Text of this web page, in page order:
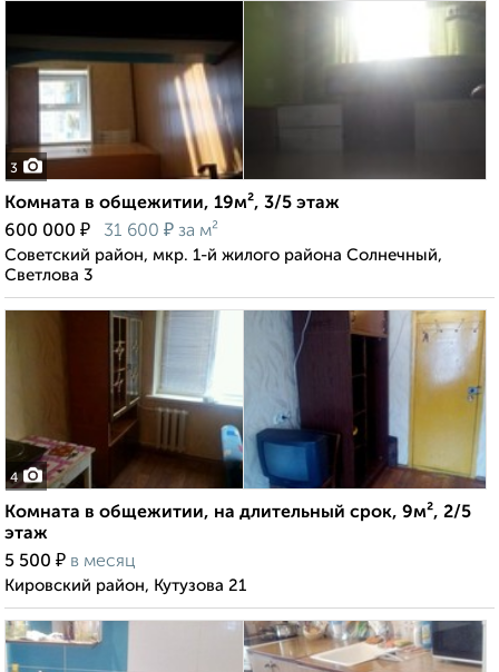
3
Комната в общежитии, 19м², 3/5 этаж
600 000 ₽ 31 600 ₽ за м²
Советский район, мкр. 1-й жилого района Солнечный,
Светлова 3
4
Комната в общежитии, на длительный срок, 9м², 2/5
этаж
5 500 ₽ в месяц
Кировский район, Кутузова 21